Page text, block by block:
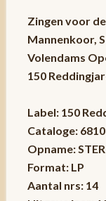
Zingen voor
Mannenkoor,
Volendams
150
Label: 150
Cataloge:
Opname:
Format: LP
Aantal nrs: 14